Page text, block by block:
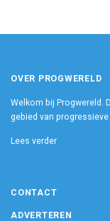
OVER PROGWERELD
Welkom bij Progwereld.
gebied van
Lees verder
CONTACT
ADVERTEREN